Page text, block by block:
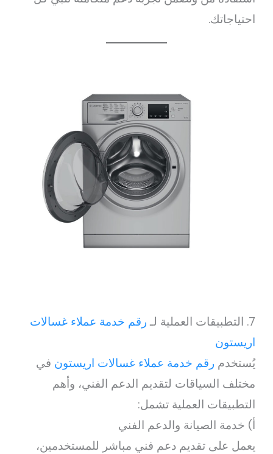
احتياجاتك.
7. التطبيقات العملية لـ
رقم خدمة عملاء غسالات
اريستون
يُستخدم رقم خدمة عملاء غسالات اريستون في
مختلف السياقات لتقديم الدعم الفني، وأهم
التطبيقات العملية تشمل:
أ) خدمة الصيانة والدعم الفني
يعمل على تقديم دعم فني مباشر للمستخدمين،